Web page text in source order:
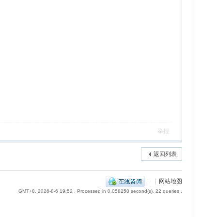
举报
返回列表
| | 网站地图
GMT+8, 2026-8-6 19:52 , Processed in 0.058250 second(s), 22 queries .